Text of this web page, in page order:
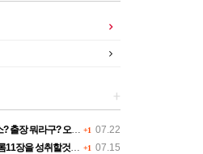
+
+1 07.22
뭐라구? 오염말라?
+1 07.15
장을 성취할것인기?